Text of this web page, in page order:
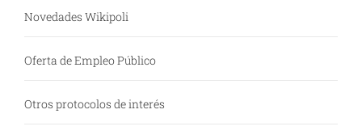
Novedades Wikipoli
Oferta de Empleo Público
Otros protocolos de interés